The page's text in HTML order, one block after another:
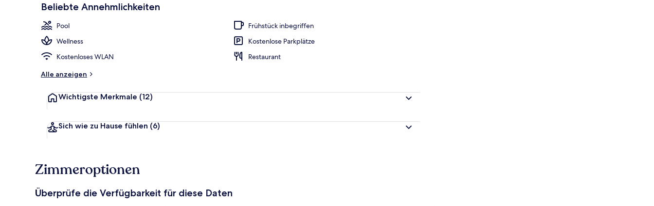
Beliebte Annehmlichkeiten
Pool
Frühstück inbegriffen
Wellness
Kostenlose Parkplätze
Kostenloses WLAN
Restaurant
Alle anzeigen
Wichtigste Merkmale (12)
Sich wie zu Hause fühlen (6)
Zimmeroptionen
Überprüfe die Verfügbarkeit für diese Daten